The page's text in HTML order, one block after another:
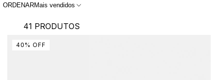
ORDENARMais vendidos
41 PRODUTOS
40 % OFF